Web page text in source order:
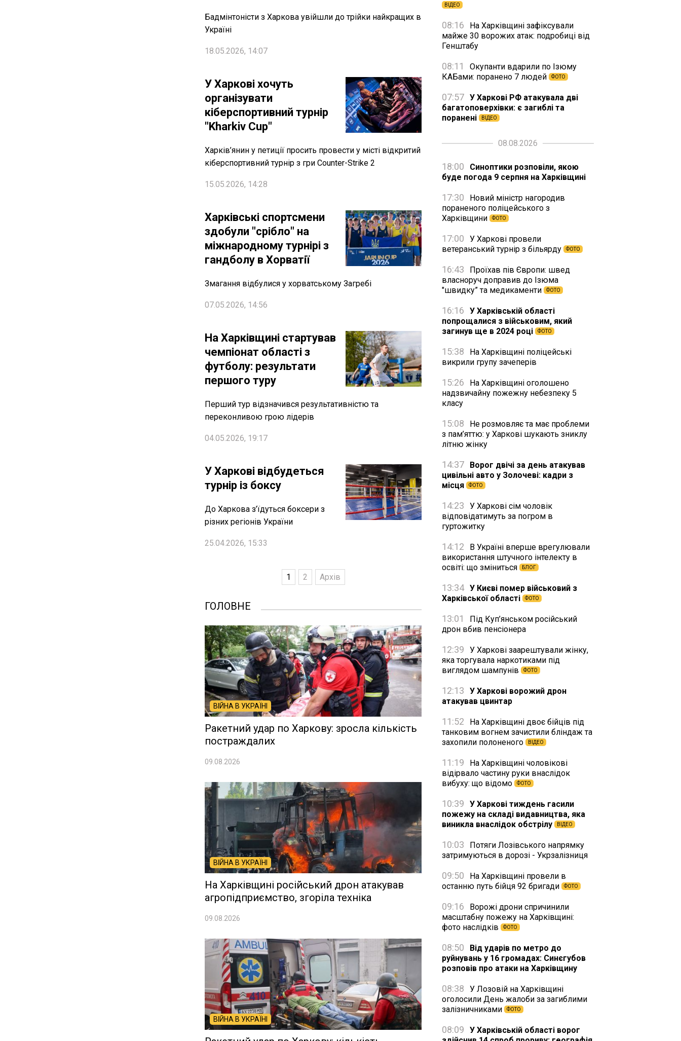
Бадмінтоністи з Харкова увійшли до трійки найкращих в
Україні
18.05.2026, 14:07
У Харкові хочуть
організувати
кіберспортивний турнір
"Kharkiv Cup"
Харків’янин у петиції просить провести у місті відкритий
кіберспортивний турнір з гри Counter-Strike 2
15.05.2026, 14:28
Харківські спортсмени
здобули "срібло" на
міжнародному турнірі з
гандболу в Хорватії
Змагання відбулися у хорватському Загребі
07.05.2026, 14:56
На Харківщині стартував
чемпіонат області з
футболу: результати
першого туру
Перший тур відзначився результативністю та
переконливою грою лідерів
04.05.2026, 19:17
У Харкові відбудеться
турнір із боксу
До Харкова з’їдуться боксери з
різних регіонів України
25.04.2026, 15:33
1 2 Архів
ГОЛОВНЕ
ВІЙНА В УКРАЇНІ
Ракетний удар по Харкову: зросла кількість
постраждалих
09.08.2026
ВІЙНА В УКРАЇНІ
На Харківщині російський дрон атакував
агропідприємство, згоріла техніка
09.08.2026
ВІЙНА В УКРАЇНІ
ВІДЕО
08:16
На Харківщині зафіксували
майже 30 ворожих атак: подробиці від
Генштабу
08:11
Окупанти вдарили по Ізюму
КАБами: поранено 7 людей
ФОТО
07:57 У Харкові РФ атакувала дві
багатоповерхівки: є загиблі та
поранені
ВІДЕО
08.08.2026
18:00
Синоптики розповіли, якою
буде погода 9 серпня на Харківщині
17:30
Новий міністр нагородив
пораненого поліцейського з
Харківщини
ФОТО
17:00
У Харкові провели
ветеранський турнір з більярду
ФОТО
16:43
Проїхав пів Європи: швед
власноруч доправив до Ізюма
"швидку” та медикаменти
ФОТО
16:16
У Харківській області
попрощалися з військовим, який
загинув ще в 2024 році
ФОТО
15:38
На Харківщині поліцейські
викрили групу зачеперів
15:26
На Харківщині оголошено
надзвичайну пожежну небезпеку 5
класу
15:08
Не розмовляє та має проблеми
з пам’яттю: у Харкові шукають зниклу
літню жінку
14:37
Ворог двічі за день атакував
цивільні авто у Золочеві: кадри з
місця
ФОТО
14:23
У Харкові сім чоловік
відповідатимуть за погром в
гуртожитку
14:12
В Україні вперше врегулювали
використання штучного інтелекту в
освіті: що зміниться
БЛОГ
13:34 У Києві помер військовий з
Харківської області
ФОТО
13:01
Під Куп’янськом російський
дрон вбив пенсіонера
12:39
У Харкові заарештували жінку,
яка торгувала наркотиками під
виглядом шампунів
ФОТО
12:13
У Харкові ворожий дрон
атакував цвинтар
11:52
На Харківщині двоє бійців під
танковим вогнем зачистили бліндаж та
захопили полоненого
ВІДЕО
11:19
На Харківщині чоловікові
відірвало частину руки внаслідок
вибуху: що відомо
ФОТО
10:39
У Харкові тиждень гасили
пожежу на складі видавництва, яка
виникла внаслідок обстрілу
ВІДЕО
10:03
Потяги Лозівського напрямку
затримуються в дорозі - Укрзалізниця
09:50
На Харківщині провели в
останню путь бійця 92 бригади
ФОТО
09:16
Ворожі дрони спричинили
масштабну пожежу на Харківщині:
фото наслідків
ФОТО
08:50
Від ударів по метро до
руйнувань у 16 громадах: Синєгубов
розповів про атаки на Харківщину
08:38
У Лозовій на Харківщині
оголосили День жалоби за загиблими
залізничниками
ФОТО
08:09
У Харківській області ворог